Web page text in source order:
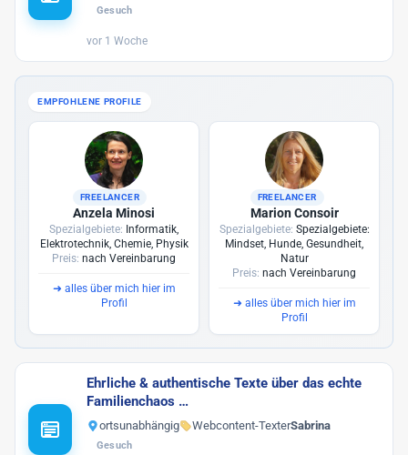
Gesuch
vor 1 Woche
EMPFOHLENE PROFILE
FREELANCER
Anzela Minosi
Spezialgebiete: Informatik,
Elektrotechnik, Chemie, Physik
Preis: nach Vereinbarung
➜ alles über mich hier im
Profil
FREELANCER
Marion Consoir
Spezialgebiete: Spezialgebiete:
Mindset, Hunde, Gesundheit,
Natur
Preis: nach Vereinbarung
➜ alles über mich hier im
Profil
Ehrliche & authentische Texte über das echte
Familienchaos …
ortsunabhängig Webcontent-TexterSabrina
Gesuch